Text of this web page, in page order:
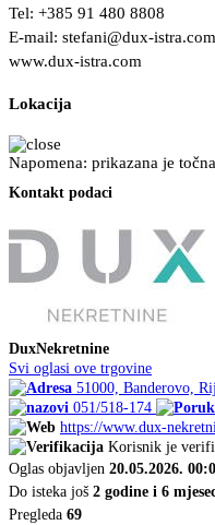
Tel: +385 91 480 8808
E-mail: stefani@dux-istra.com
www.dux-istra.com
Lokacija
Napomena: prikazana je
Kontakt podaci
DuxNekretnine
Svi oglasi ove trgovine
51000, Banderovo,
051/518-174
https://www.dux-
Korisnik je
Oglas objavljen 20.05.2026.
Do isteka još 2 godine i 6
Pregleda 69